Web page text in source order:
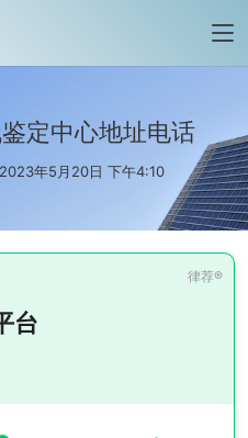
定中心地址电话
2023年5月20日 下午4:10
台